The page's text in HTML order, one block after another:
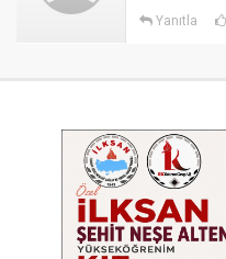
Yanıtla